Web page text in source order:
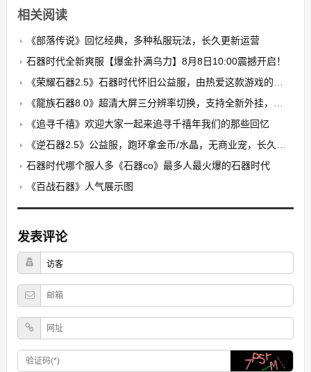
相关阅读
《部落传说》回忆经典，多种私服玩法，长久更新运营
石器时代全新爽服【爆金扑满乌力】8月8日10:00震撼开启！​
《荣耀石器2.5》石器时代怀旧公益服，由热爱这款游戏的玩家自发搭建的公益养老PK服
《龍族石器8.0》超清大屏三分辨率切换，支持全新外挂，无卡顿，无花屏，限7开
《追寻千禧》欢迎大家一起来追寻千禧年我们的那些回忆
《逆石器2.5》公益服，跑环拿金币/水晶，无商业宠，长久稳定
石器时代哪个服人多《石器co》最多人最火爆的石器时代
《百战石器》人气展示图
发表评论